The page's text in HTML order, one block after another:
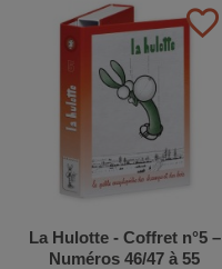
favorite_border
La Hulotte - Coffret n°5 –
Numéros 46/47 à 55